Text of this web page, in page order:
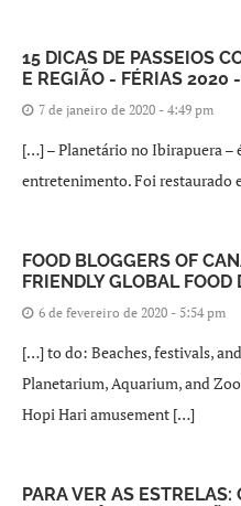
15 DICAS DE PASSEIOS
E REGIÃO - FÉRIAS 2020
7 de janeiro de 2020 - 4:49 pm
[…] – Planetário no Ibirapuera –
entretenimento. Foi restaurado
FOOD BLOGGERS OF
FRIENDLY GLOBAL
6 de fevereiro de 2020 - 5:54 pm
[…] to do: Beaches, festivals,
Planetarium, Aquarium, and
Hopi Hari amusement […]
PARA VER AS ESTRELAS: